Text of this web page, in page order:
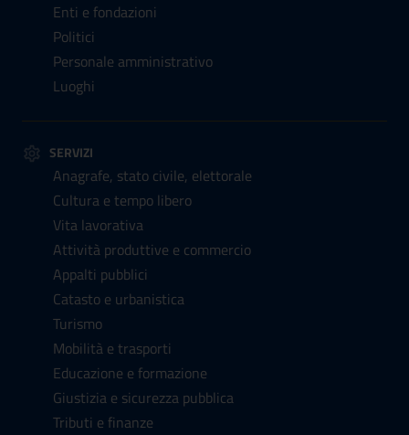
Enti e fondazioni
Politici
Personale amministrativo
Luoghi
SERVIZI
Anagrafe, stato civile, elettorale
Cultura e tempo libero
Vita lavorativa
Attività produttive e commercio
Appalti pubblici
Catasto e urbanistica
Turismo
Mobilità e trasporti
Educazione e formazione
Giustizia e sicurezza pubblica
Tributi e finanze